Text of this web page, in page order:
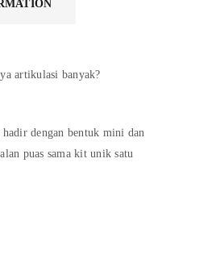
artikulasi banyak?
dengan bentuk mini dan
puas sama kit unik satu